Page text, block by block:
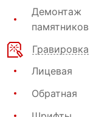
Демонтаж
памятников
Гравировка
Лицевая
Обратная